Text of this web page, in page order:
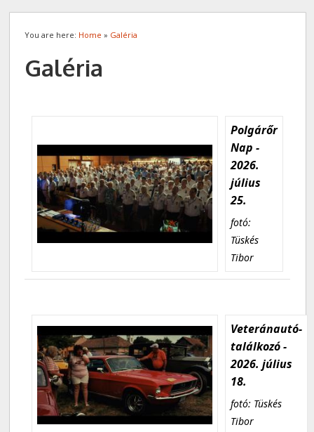
You are here: Home » Galéria
Galéria
Polgárőr
Nap -
2026.
július
25.
fotó:
Tüskés
Tibor
Veteránautó-
találkozó -
2026. július
18.
fotó: Tüskés
Tibor